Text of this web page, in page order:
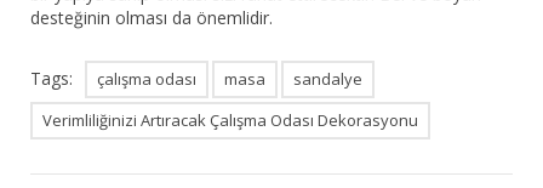
desteğinin olması da önemlidir.
Tags: çalışma odası masa
sandalye
Verimliliğinizi Artıracak Çalışma Odası Dekorasyonu